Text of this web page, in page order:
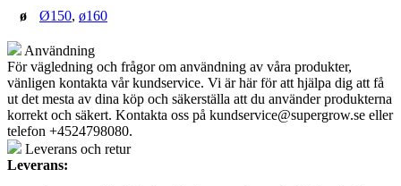
ø Ø150, ø160
Användning
För vägledning och frågor om användning av våra produkter,
vänligen kontakta vår kundservice. Vi är här för att hjälpa dig att få
ut det mesta av dina köp och säkerställa att du använder produkterna
korrekt och säkert. Kontakta oss på kundservice@supergrow.se eller
telefon +4524798080.
Leverans och retur
Leverans: